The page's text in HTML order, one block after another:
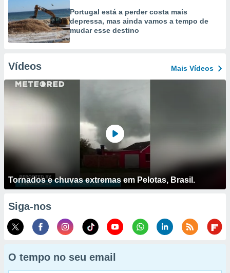
Portugal está a perder costa mais
depressa, mas ainda vamos a tempo de
mudar esse destino
Vídeos Mais Vídeos
Tornados e chuvas extremas em Pelotas, Brasil.
Siga-nos
O tempo no seu email